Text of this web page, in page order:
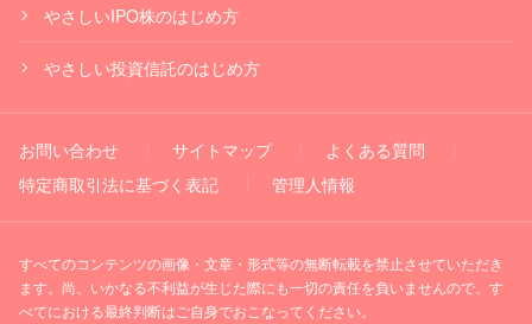
やさしいIPO株のはじめ方
やさしい投資信託のはじめ方
お問い合わせ サイトマップ
よくある質問
特定商取引法に基づく表記
管理人情報
すべてのコンテンツの画像・文章・形式等の無断転載を禁止させていただき
ます。尚、いかなる不利益が生じた際にも一切の責任を負いませんので、す
べてにおける最終判断はご自身でおこなってください。